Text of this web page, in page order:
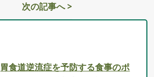
次の記事へ >
胃食道逆流症を予防する食事のポ